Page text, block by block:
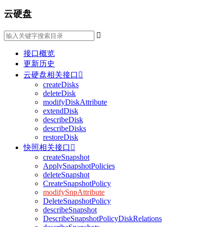
云硬盘

接口概览
更新历史
云硬盘相关接口 
createDisks
deleteDisk
modifyDiskAttribute
extendDisk
describeDisk
describeDisks
restoreDisk
快照相关接口 
createSnapshot
ApplySnapshotPolicies
deleteSnapshot
CreateSnapshotPolicy
modifySnpAttribute
DeleteSnapshotPolicy
describeSnapshot
DescribeSnapshotPolicyDiskRelations